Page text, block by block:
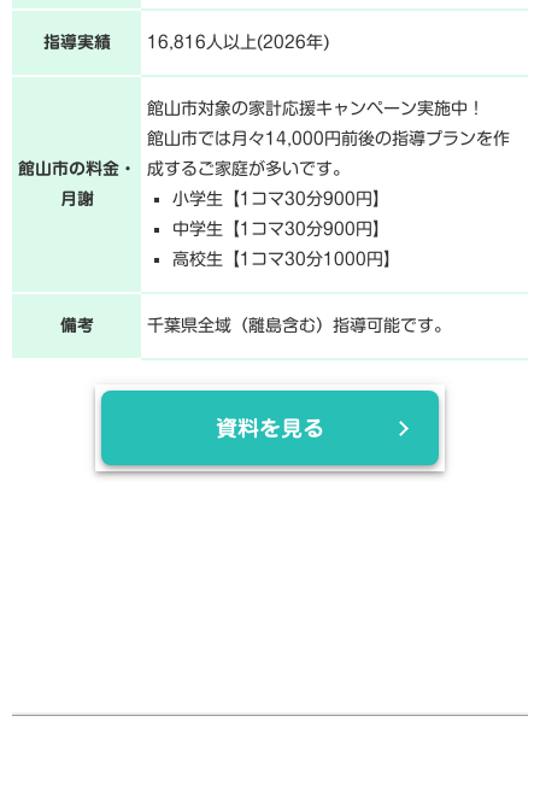
指導実績 16,816人以上(2026年)
館山市の料金・
月謝
館山市対象の家計応援キャンペーン実施中！
館山市では月々14,000円前後の指導プランを作
成するご家庭が多いです。
小学生【1コマ30分900円】
中学生【1コマ30分900円】
高校生【1コマ30分1000円】
備考 千葉県全域（離島含む）指導可能です。
資料を見る